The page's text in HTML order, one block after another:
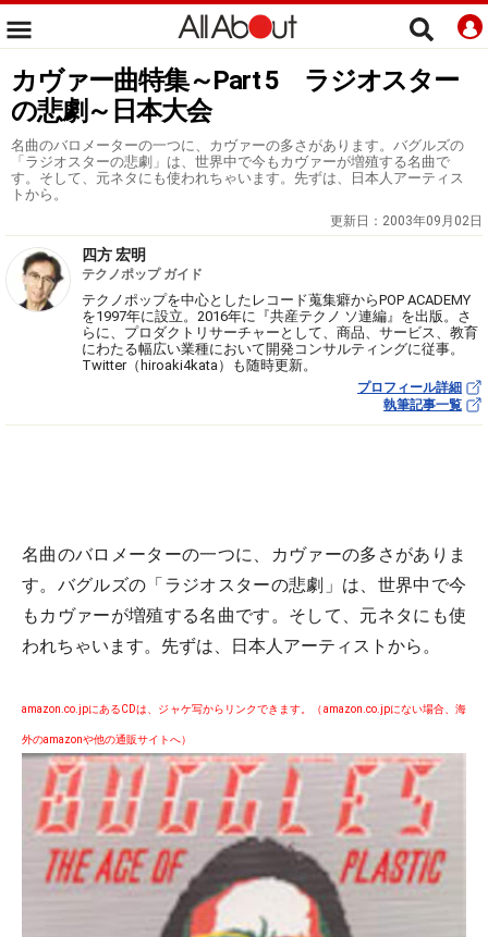
カヴァー曲特集～Part 5 ラジオスター
の悲劇～日本大会
名曲のバロメーターの一つに、カヴァーの多さがあります。バグルズの
「ラジオスターの悲劇」は、世界中で今もカヴァーが増殖する名曲で
す。そして、元ネタにも使われちゃいます。先ずは、日本人アーティス
トから。
更新日： 2003年09月02日
四方 宏明
テクノポップ ガイド
テクノポップを中心としたレコード蒐集癖からPOP ACADEMY
を1997年に設立。2016年に『共産テクノ ソ連編』を出版。さ
らに、プロダクトリサーチャーとして、商品、サービス、教育
にわたる幅広い業種において開発コンサルティングに従事。
Twitter（hiroaki4kata）も随時更新。
プロフィール詳細
執筆記事一覧
名曲のバロメーターの一つに、カヴァーの多さがありま
す。バグルズの「ラジオスターの悲劇」は、世界中で今
もカヴァーが増殖する名曲です。そして、元ネタにも使
われちゃいます。先ずは、日本人アーティストから。
amazon.co.jpにあるCDは、ジャケ写からリンクできます。（amazon.co.jpにない場合、海
外のamazonや他の通販サイトへ）